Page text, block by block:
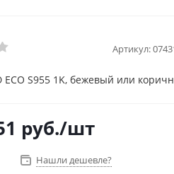
Артикул:
ECO S955 1K, бежевый или
руб./шт
Нашли дешевле?